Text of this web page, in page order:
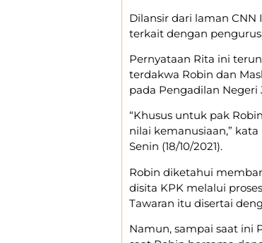
Dilansir dari laman
terkait dengan
Pernyataan Rita ini
terdakwa Robin dan
pada Pengadilan Negeri
“Khusus untuk pak
nilai kemanusiaan,”
Senin (18/10/2021).
Robin diketahui
disita KPK melalui
Tawaran itu disertai
Namun, sampai saat ini